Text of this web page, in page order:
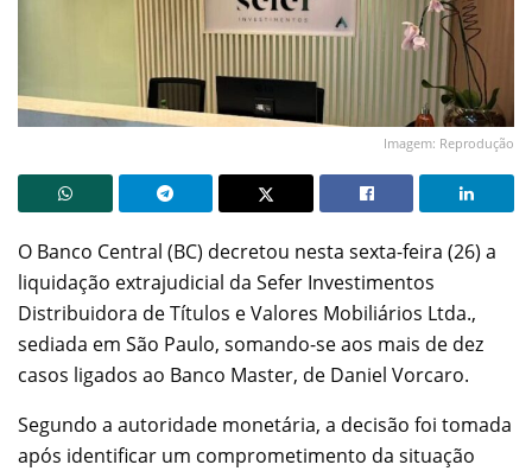
Imagem: Reprodução
O Banco Central (BC) decretou nesta sexta-feira (26) a
liquidação extrajudicial da Sefer Investimentos
Distribuidora de Títulos e Valores Mobiliários Ltda.,
sediada em São Paulo, somando-se aos mais de dez
casos ligados ao Banco Master, de Daniel Vorcaro.
Segundo a autoridade monetária, a decisão foi tomada
após identificar um comprometimento da situação